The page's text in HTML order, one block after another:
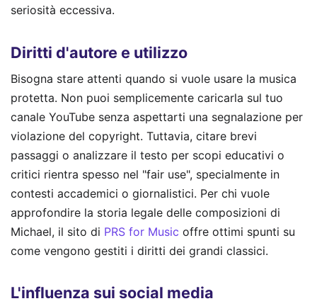
seriosità eccessiva.
Diritti d'autore e utilizzo
Bisogna stare attenti quando si vuole usare la musica
protetta. Non puoi semplicemente caricarla sul tuo
canale YouTube senza aspettarti una segnalazione per
violazione del copyright. Tuttavia, citare brevi
passaggi o analizzare il testo per scopi educativi o
critici rientra spesso nel "fair use", specialmente in
contesti accademici o giornalistici. Per chi vuole
approfondire la storia legale delle composizioni di
Michael, il sito di PRS for Music offre ottimi spunti su
come vengono gestiti i diritti dei grandi classici.
L'influenza sui social media